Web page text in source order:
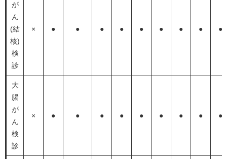
が
ん
(結
核)
検
診
× ● ● ● ● ● ● ● ● ●
大
腸
が
ん
検
診
× ● ● ● ● ● ● ● ● ●